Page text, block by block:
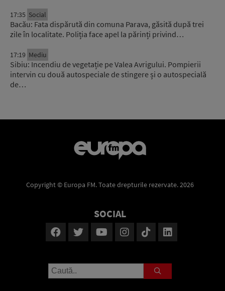
17:35 Social
Bacău: Fata dispărută din comuna Parava, găsită după trei
zile în localitate. Poliția face apel la părinți privind…
17:19 Mediu
Sibiu: Incendiu de vegetație pe Valea Avrigului. Pompierii
intervin cu două autospeciale de stingere și o autospecială
de…
Copyright © Europa FM. Toate drepturile rezervate. 2026
SOCIAL